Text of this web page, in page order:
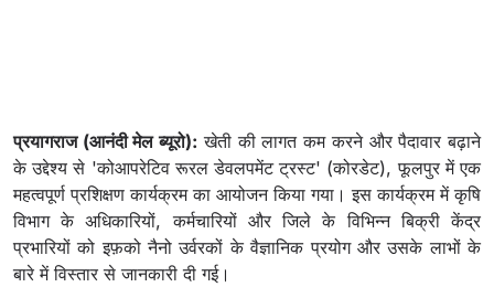
प्रयागराज (आनंदी मेल ब्यूरो): खेती की लागत कम करने और पैदावार बढ़ाने
के उद्देश्य से 'कोआपरेटिव रूरल डेवलपमेंट ट्रस्ट' (कोरडेट), फूलपुर में एक
महत्वपूर्ण प्रशिक्षण कार्यक्रम का आयोजन किया गया। इस कार्यक्रम में कृषि
विभाग के अधिकारियों, कर्मचारियों और जिले के विभिन्न बिक्री केंद्र
प्रभारियों को इफ़को नैनो उर्वरकों के वैज्ञानिक प्रयोग और उसके लाभों के
बारे में विस्तार से जानकारी दी गई।